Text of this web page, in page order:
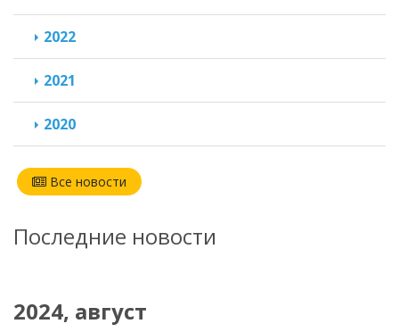
Последние новости
2024, август
2022
2021
2020
Все новости